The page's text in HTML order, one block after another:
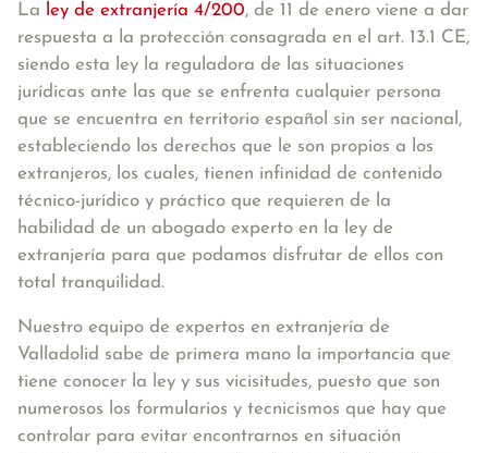
La ley de extranjería 4/200, de 11 de enero viene a dar
respuesta a la protección consagrada en el art. 13.1 CE,
siendo esta ley la reguladora de las situaciones
jurídicas ante las que se enfrenta cualquier persona
que se encuentra en territorio español sin ser nacional,
estableciendo los derechos que le son propios a los
extranjeros, los cuales, tienen infinidad de contenido
técnico-jurídico y práctico que requieren de la
habilidad de un abogado experto en la ley de
extranjería para que podamos disfrutar de ellos con
total tranquilidad.
Nuestro equipo de expertos en extranjería de
Valladolid sabe de primera mano la importancia que
tiene conocer la ley y sus vicisitudes, puesto que son
numerosos los formularios y tecnicismos que hay que
controlar para evitar encontrarnos en situación